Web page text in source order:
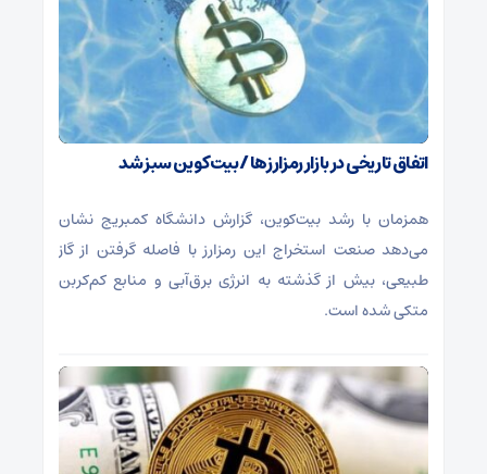
اتفاق تاریخی در بازار رمزارزها / بیت‌کوین سبز شد
همزمان با رشد بیت‌کوین، گزارش دانشگاه کمبریج نشان
می‌دهد صنعت استخراج این رمزارز با فاصله گرفتن از گاز
طبیعی، بیش از گذشته به انرژی برق‌آبی و منابع کم‌کربن
متکی شده است.